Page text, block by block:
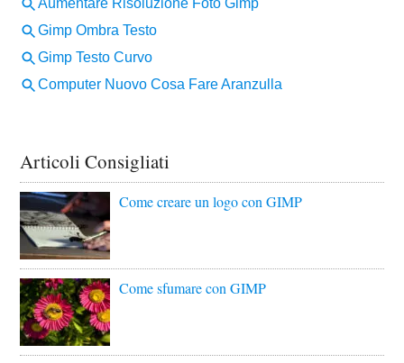
Articoli Consigliati
Come creare un logo con GIMP
Come sfumare con GIMP